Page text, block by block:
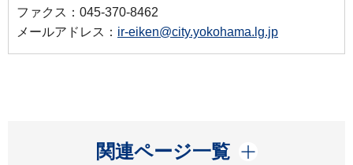
ファクス：045-370-8462
メールアドレス： ir-eiken@city.yokohama.lg.jp
関連ページ一覧
開く